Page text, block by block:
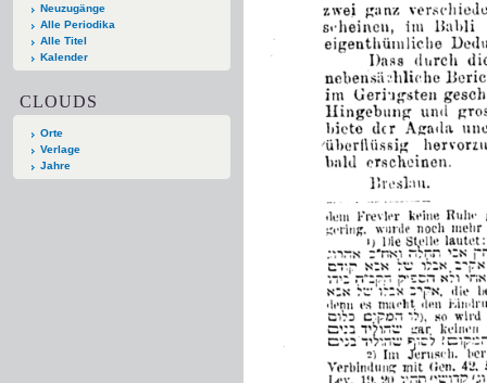
Neuzugänge
Alle Periodika
Alle Titel
Kalender
CLOUDS
Orte
Verlage
Jahre